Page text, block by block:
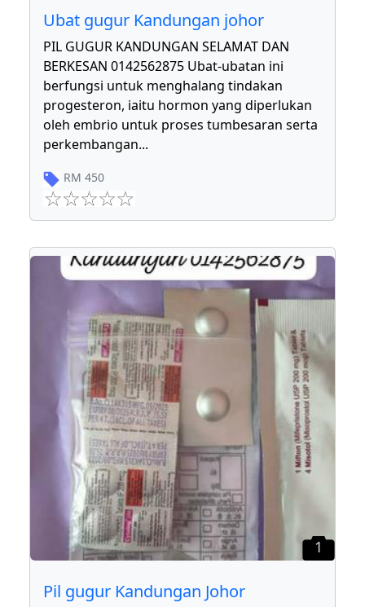
Ubat gugur Kandungan johor
PIL GUGUR KANDUNGAN SELAMAT DAN
BERKESAN 0142562875 Ubat-ubatan ini
berfungsi untuk menghalang tindakan
progesteron, iaitu hormon yang diperlukan
oleh embrio untuk proses tumbesaran serta
perkembangan...
RM 450
1
Pil gugur Kandungan Johor